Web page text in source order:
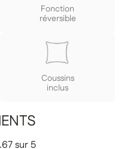
Fonction
réversible
Coussins
inclus
sur 5